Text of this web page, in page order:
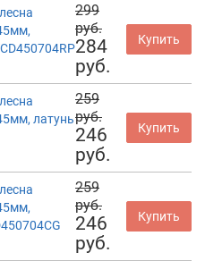
299
руб.
284
руб.
Купить
латунь
259
руб.
246
руб.
Купить
259
руб.
246
руб.
Купить